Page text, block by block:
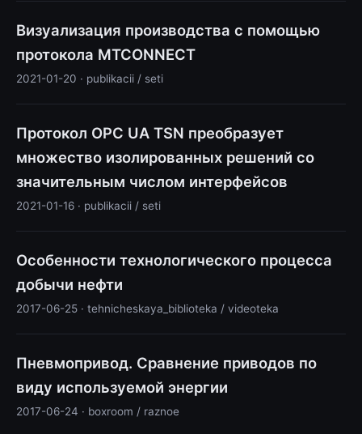
Визуализация производства с помощью
протокола MTCONNECT
2021-01-20 · publikacii / seti
Протокол OPC UA TSN преобразует
множество изолированных решений со
значительным числом интерфейсов
2021-01-16 · publikacii / seti
Особенности технологического процесса
добычи нефти
2017-06-25 · tehnicheskaya_biblioteka / videoteka
Пневмопривод. Сравнение приводов по
виду используемой энергии
2017-06-24 · boxroom / raznoe